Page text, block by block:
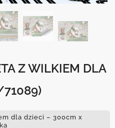
Z WILKIEM DLA
71089)
dla dzieci – 300cm x